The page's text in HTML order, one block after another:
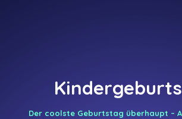
Der coolste Geburtstag überhaupt –